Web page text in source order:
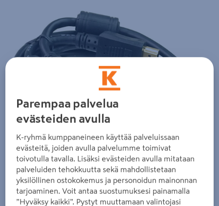
Parempaa palvelua
evästeiden avulla
K-ryhmä kumppaneineen käyttää palveluissaan
evästeitä, joiden avulla palvelumme toimivat
toivotulla tavalla. Lisäksi evästeiden avulla mitataan
palveluiden tehokkuutta sekä mahdollistetaan
yksilöllinen ostokokemus ja personoidun mainonnan
tarjoaminen. Voit antaa suostumuksesi painamalla
”Hyväksy kaikki”. Pystyt muuttamaan valintojasi